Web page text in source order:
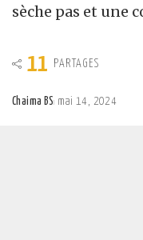
sèche pas et une
11 PARTAGES
Chaima BS mai 14, 2024